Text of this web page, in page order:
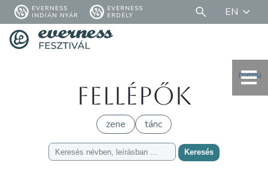
EVERNESS
INDIÁN NYÁR
EVERNESS
ERDÉLY
EN
menü
Fellépők
zene tánc
Keresés